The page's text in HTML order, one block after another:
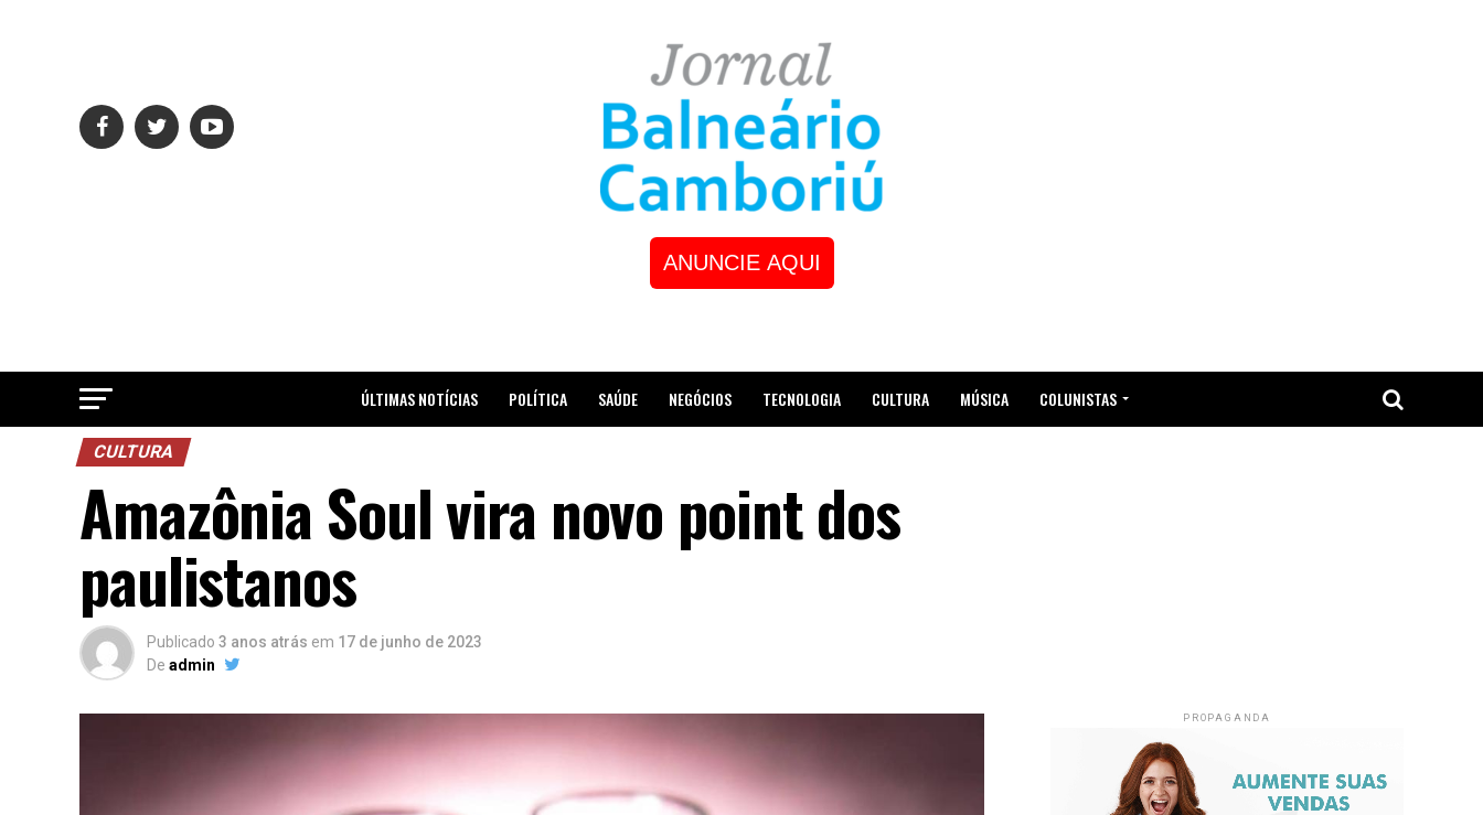
ANUNCIE AQUI
ÚLTIMAS NOTÍCIAS POLÍTICA SAÚDE NEGÓCIOS TECNOLOGIA CULTURA MÚSICA COLUNISTAS
CULTURA
Amazônia Soul vira novo point dos
paulistanos
Publicado 3 anos atrás em 17 de junho de 2023
De admin
PROPAGANDA